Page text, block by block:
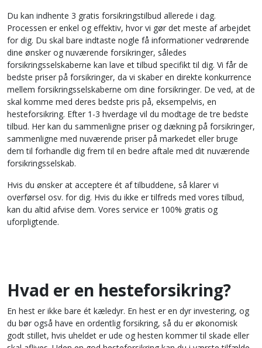
Du kan indhente 3 gratis forsikringstilbud allerede i dag.
Processen er enkel og effektiv, hvor vi gør det meste af arbejdet
for dig. Du skal bare indtaste nogle få informationer vedrørende
dine ønsker og nuværende forsikringer, således
forsikringsselskaberne kan lave et tilbud specifikt til dig. Vi får de
bedste priser på forsikringer, da vi skaber en direkte konkurrence
mellem forsikringsselskaberne om dine forsikringer. De ved, at de
skal komme med deres bedste pris på, eksempelvis, en
hesteforsikring. Efter 1-3 hverdage vil du modtage de tre bedste
tilbud. Her kan du sammenligne priser og dækning på forsikringer,
sammenligne med nuværende priser på markedet eller bruge
dem til forhandle dig frem til en bedre aftale med dit nuværende
forsikringsselskab.
Hvis du ønsker at acceptere ét af tilbuddene, så klarer vi
overførsel osv. for dig. Hvis du ikke er tilfreds med vores tilbud,
kan du altid afvise dem. Vores service er 100% gratis og
uforpligtende.
Hvad er en hesteforsikring?
En hest er ikke bare ét kæledyr. En hest er en dyr investering, og
du bør også have en ordentlig forsikring, så du er økonomisk
godt stillet, hvis uheldet er ude og hesten kommer til skade eller